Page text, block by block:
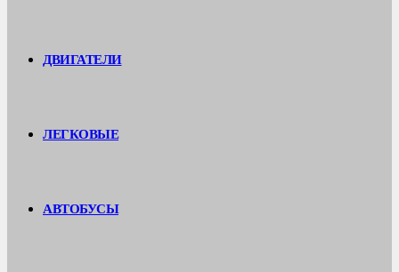
ДВИГАТЕЛИ
ЛЕГКОВЫЕ
АВТОБУСЫ